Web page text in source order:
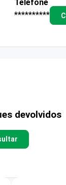
Telefone
**********
devolvidos